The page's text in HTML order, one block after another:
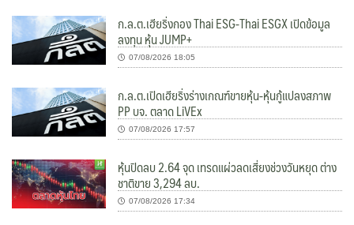
ก.ล.ต.เฮียริ่งกอง Thai ESG-Thai ESGX เปิดข้อมูล
ลงทุน หุ้น JUMP+
07/08/2026 18:05
ก.ล.ต.เปิดเฮียริ่งร่างเกณฑ์ขายหุ้น-หุ้นกู้แปลงสภาพ
PP บจ. ตลาด LiVEx
07/08/2026 17:57
หุ้นปิดลบ 2.64 จุด เทรดแผ่วลดเสี่ยงช่วงวันหยุด ต่าง
ชาติขาย 3,294 ลบ.
07/08/2026 17:34